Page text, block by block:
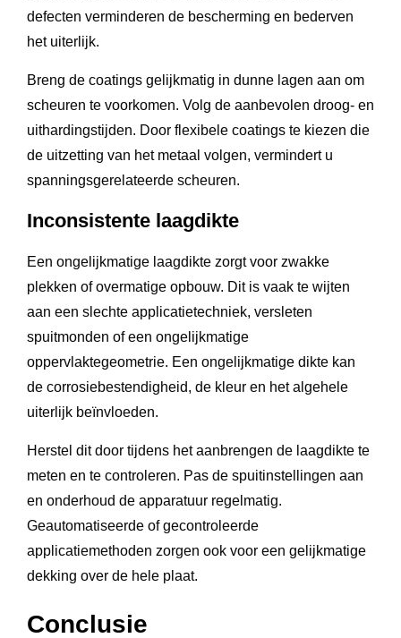
defecten verminderen de bescherming en bederven
het uiterlijk.
Breng de coatings gelijkmatig in dunne lagen aan om
scheuren te voorkomen. Volg de aanbevolen droog- en
uithardingstijden. Door flexibele coatings te kiezen die
de uitzetting van het metaal volgen, vermindert u
spanningsgerelateerde scheuren.
Inconsistente laagdikte
Een ongelijkmatige laagdikte zorgt voor zwakke
plekken of overmatige opbouw. Dit is vaak te wijten
aan een slechte applicatietechniek, versleten
spuitmonden of een ongelijkmatige
oppervlaktegeometrie. Een ongelijkmatige dikte kan
de corrosiebestendigheid, de kleur en het algehele
uiterlijk beïnvloeden.
Herstel dit door tijdens het aanbrengen de laagdikte te
meten en te controleren. Pas de spuitinstellingen aan
en onderhoud de apparatuur regelmatig.
Geautomatiseerde of gecontroleerde
applicatiemethoden zorgen ook voor een gelijkmatige
dekking over de hele plaat.
Conclusie